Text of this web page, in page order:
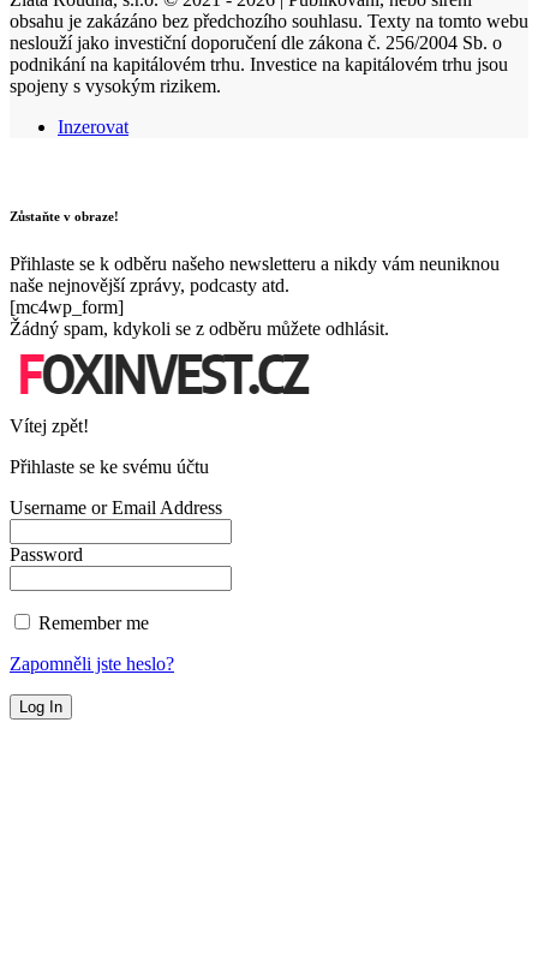
obsahu je zakázáno bez předchozího souhlasu. Texty na tomto webu
neslouží jako investiční doporučení dle zákona č. 256/2004 Sb. o
podnikání na kapitálovém trhu. Investice na kapitálovém trhu jsou
spojeny s vysokým rizikem.
Inzerovat
Zůstaňte v obraze!
Přihlaste se k odběru našeho newsletteru a nikdy vám neuniknou
naše nejnovější zprávy, podcasty atd.
[mc4wp_form]
Žádný spam, kdykoli se z odběru můžete odhlásit.
Vítej zpět!
Přihlaste se ke svému účtu
Username or Email Address
Password
Remember me
Zapomněli jste heslo?